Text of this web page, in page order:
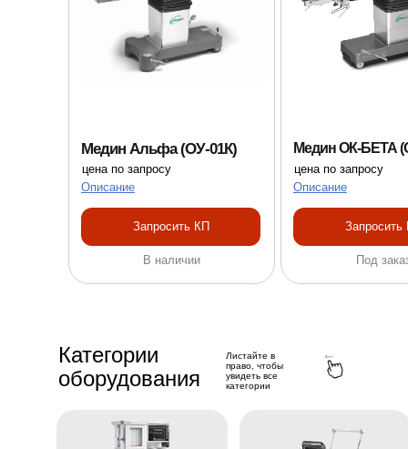
Медин Альфа (ОУ-01К)
цена по запросу
Описание
В наличии
Медин ОК-БЕТА
цена по запросу
Описание
Под
Запросить КП Запросить
Категории
оборудования
Листайте в
право, чтобы
увидеть все
категории